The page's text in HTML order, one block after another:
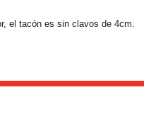
el tacón es sin clavos de 4cm.